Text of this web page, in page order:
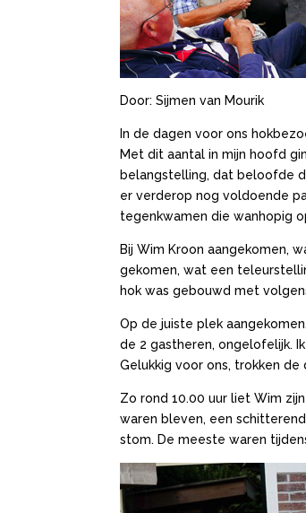
Door: Sijmen van Mourik
In de dagen voor ons
Met dit aantal in mijn hoofd
belangstelling, dat beloofde
er verderop nog voldoende
tegenkwamen die wanhopig
Bij Wim Kroon aangekomen,
gekomen, wat een
hok was gebouwd met
Op de juiste plek
de 2 gastheren, ongelofelijk.
Gelukkig voor ons, trokken de
Zo rond 10.00 uur liet Wim
waren bleven, een
stom. De meeste waren